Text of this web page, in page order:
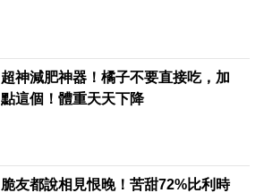
超神減肥神器！橘子不要直接吃，加
點這個！體重天天下降
脆友都說相見恨晚！苦甜72%比利時